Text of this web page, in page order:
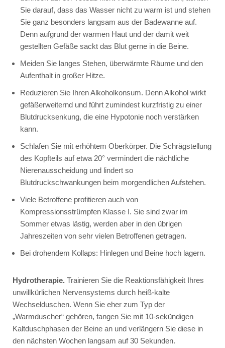
Sie darauf, dass das Wasser nicht zu warm ist und stehen
Sie ganz besonders langsam aus der Badewanne auf.
Denn aufgrund der warmen Haut und der damit weit
gestellten Gefäße sackt das Blut gerne in die Beine.
Meiden Sie langes Stehen, überwärmte Räume und den
Aufenthalt in großer Hitze.
Reduzieren Sie Ihren Alkoholkonsum. Denn Alkohol wirkt
gefäßerweiternd und führt zumindest kurzfristig zu einer
Blutdrucksenkung, die eine Hypotonie noch verstärken
kann.
Schlafen Sie mit erhöhtem Oberkörper. Die Schrägstellung
des Kopfteils auf etwa 20° vermindert die nächtliche
Nierenausscheidung und lindert so
Blutdruckschwankungen beim morgendlichen Aufstehen.
Viele Betroffene profitieren auch von
Kompressionsstrümpfen Klasse I. Sie sind zwar im
Sommer etwas lästig, werden aber in den übrigen
Jahreszeiten von sehr vielen Betroffenen getragen.
Bei drohendem Kollaps: Hinlegen und Beine hoch lagern.
Hydrotherapie. Trainieren Sie die Reaktionsfähigkeit Ihres
unwillkürlichen Nervensystems durch heiß-kalte
Wechselduschen. Wenn Sie eher zum Typ der
„Warmduscher“ gehören, fangen Sie mit 10-sekündigen
Kaltduschphasen der Beine an und verlängern Sie diese in
den nächsten Wochen langsam auf 30 Sekunden.